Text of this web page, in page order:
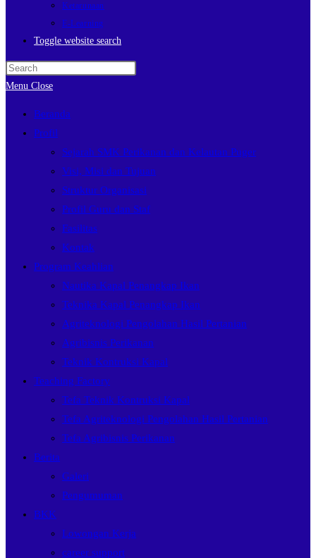
Ketarunaan
E-Learning
Toggle website search
Menu Close
Beranda
Profil
Sejarah SMK Perikanan dan Kelautan Puger
Visi, Misi dan Tujuan
Struktur Organisasi
Profil Guru dan Staf
Fasilitas
Kontak
Program Keahlian
Nautika Kapal Penangkap Ikan
Teknika Kapal Penangkap Ikan
Agriteknologi Pengolahan Hasil Pertanian
Agribisnis Perikanan
Teknik Kontruksi Kapal
Teaching Factory
Tefa Teknik Kontruksi Kapal
Tefa Agriteknologi Pengolahan Hasil Pertanian
Tefa Agribisnis Perikanan
Berita
Galeri
Pengumuman
BKK
Lowongan Kerja
career support